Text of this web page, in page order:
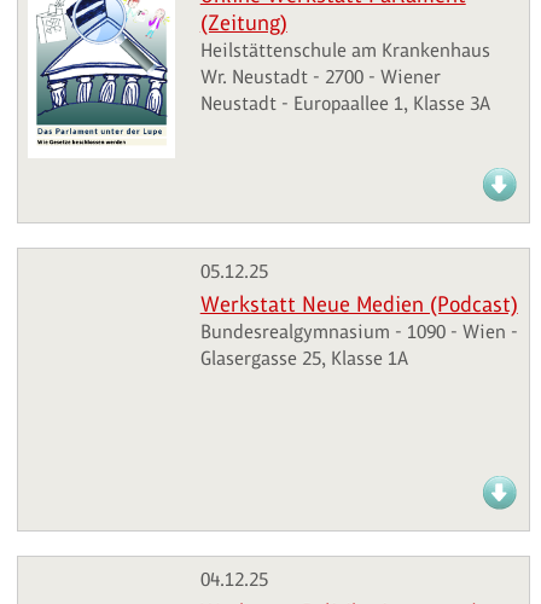
(Zeitung)
Heilstättenschule am Krankenhaus
Wr. Neustadt - 2700 - Wiener
Neustadt - Europaallee 1, Klasse 3A
05.12.25
Werkstatt Neue Medien (Podcast)
Bundesrealgymnasium - 1090 - Wien -
Glasergasse 25, Klasse 1A
04.12.25